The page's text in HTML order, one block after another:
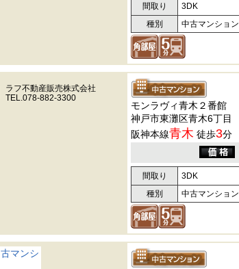
間取り 3DK
種別
中古マンション
ラフ不動産販売株式会社
TEL.078-882-3300
モンラヴィ青木２番館
神戸市東灘区青木6丁目
阪神本線青木 徒歩3分
間取り 3DK
種別
中古マンション